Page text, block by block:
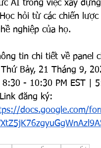
AI trong việc xây
hỏi từ các chiến
nghiệp của họ.
tin chi tiết về panel
Bảy, 21 Tháng 9,
8:30 - 10:30 PM EST |
đăng ký:
docs.google.com/